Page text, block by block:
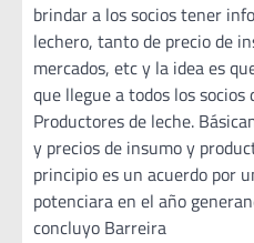
brindar a los socios tener
lechero, tanto de precio de
mercados, etc y la idea es
que llegue a todos los socios
Productores de leche.
y precios de insumo y
principio es un acuerdo por
potenciara en el año
concluyo Barreira